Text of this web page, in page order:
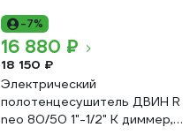
-7%
16 880 ₽
18 150 ₽
Электрический
полотенцесушитель ДВИН R
neo 80/50 1"-1/2" К диммер,